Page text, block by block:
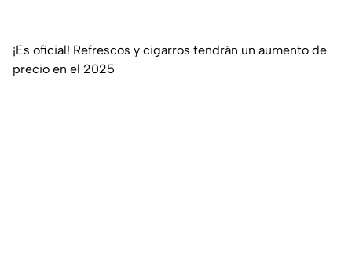
¡Es oficial! Refrescos y cigarros tendrán un aumento de
precio en el 2025